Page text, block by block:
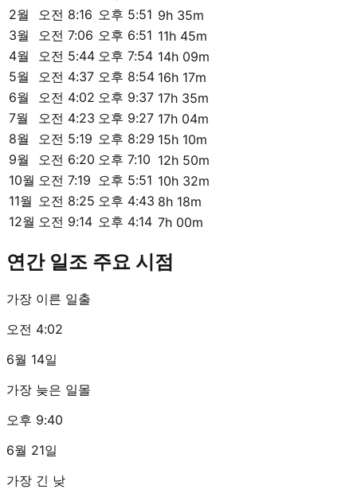
2월
오전 8:16 오후 5:51 9h 35m
3월
오전 7:06 오후 6:51 11h 45m
4월
오전 5:44 오후 7:54 14h 09m
5월
오전 4:37 오후 8:54 16h 17m
6월
오전 4:02 오후 9:37 17h 35m
7월
오전 4:23 오후 9:27 17h 04m
8월
오전 5:19 오후 8:29 15h 10m
9월
오전 6:20 오후 7:10 12h 50m
10월 오전 7:19 오후 5:51 10h 32m
11월 오전 8:25 오후 4:43 8h 18m
12월 오전 9:14 오후 4:14 7h 00m
연간 일조 주요 시점
가장 이른 일출
오전 4:02
6월 14일
가장 늦은 일몰
오후 9:40
6월 21일
가장 긴 낮